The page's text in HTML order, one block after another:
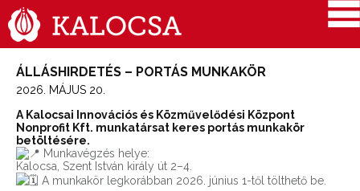
ÁLLÁSHIRDETÉS – PORTÁS MUNKAKÖR
2026. MÁJUS 20.
A Kalocsai Innovációs és Közművelődési Központ
Nonprofit Kft. munkatársat keres portás munkakör
betöltésére.
Munkavégzés helye:
Kalocsa, Szent István király út 2–4.
A munkakör legkorábban 2026. június 1-től tölthető be.